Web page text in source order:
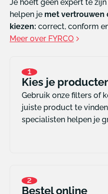
Je hoeft geen expert te
helpen je met vertrouwen
kiezen: correct, conform
Meer over FYRCO
1
Kies je
Gebruik onze filters of
juiste product te
specialisten helpen je
2
Bestel online